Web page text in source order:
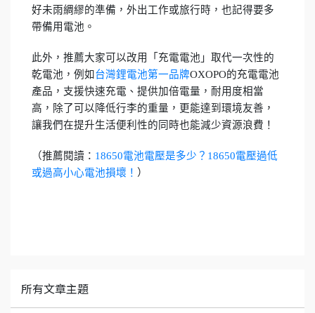
好未雨綢繆的準備，外出工作或旅行時，也記得要多
帶備用電池。
此外，推薦大家可以改用「充電電池」取代一次性的
乾電池，例如台灣鋰電池第一品牌OXOPO的充電電池
產品，支援快速充電、提供加倍電量，耐用度相當
高，除了可以降低行李的重量，更能達到環境友善，
讓我們在提升生活便利性的同時也能減少資源浪費！
（推薦閱讀： 18650電池電壓是多少？18650電壓過低
或過高小心電池損壞！ ）
所有文章主題